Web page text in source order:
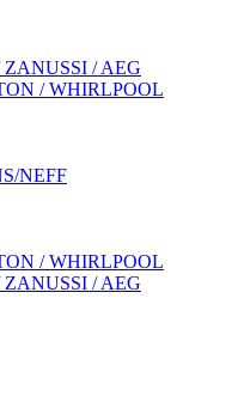
/ AEG
/ WHIRLPOOL
NEFF
/ WHIRLPOOL
/ AEG